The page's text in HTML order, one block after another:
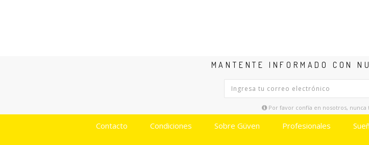
MANTENTE INFORMADO CON
Por favor confía en nosotros, nunca
Contacto Condiciones Sobre Güven Profesionales